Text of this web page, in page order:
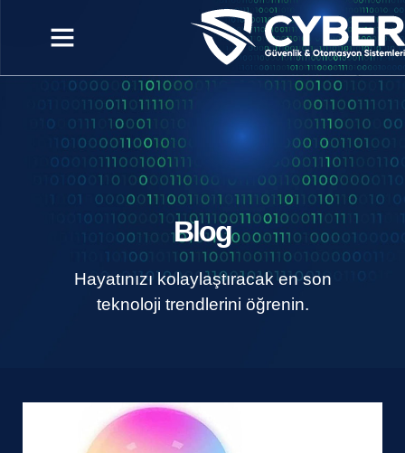
Blog
Hayatınızı kolaylaştıracak en son
teknoloji trendlerini öğrenin.